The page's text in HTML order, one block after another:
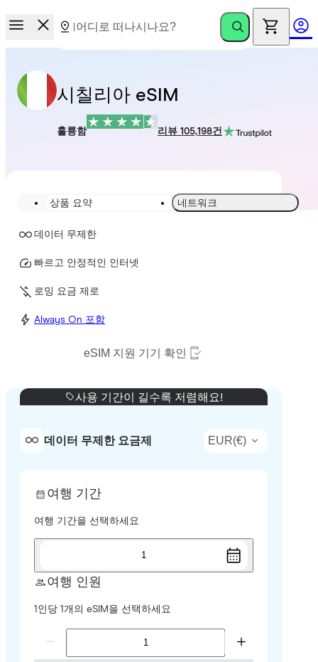
시칠리아 eSIM
훌륭함 리뷰 105,198건
상품 요약 네트워크
데이터 무제한
빠르고 안정적인 인터넷
로밍 요금 제로
Always On 포함
eSIM 지원 기기 확인
사용 기간이 길수록 저렴해요!
데이터 무제한 요금제 EUR(€)
여행 기간
여행 기간을 선택하세요
1
여행 인원
1인당 1개의 eSIM을 선택하세요